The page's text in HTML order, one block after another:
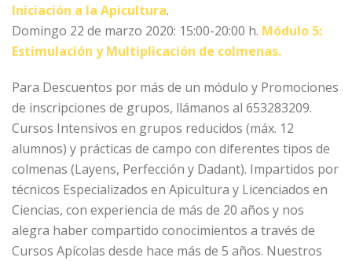
Iniciación a la Apicultura.
Domingo 22 de marzo 2020: 15:00-20:00 h. Módulo 5:
Estimulación y Multiplicación de colmenas.
Para ‪‎Descuentos por más de un módulo y ‪‎Promociones
de inscripciones de grupos, llámanos al 653283209.
Cursos ‪‎Intensivos en grupos reducidos (máx. 12
alumnos) y prácticas de campo con diferentes tipos de
colmenas (Layens, Perfección y Dadant). Impartidos por
técnicos ‪‎Especializados en Apicultura y Licenciados en
Ciencias, con experiencia de más de 20 años y nos
alegra haber compartido conocimientos a través de
Cursos Apícolas desde hace más de 5 años. Nuestros